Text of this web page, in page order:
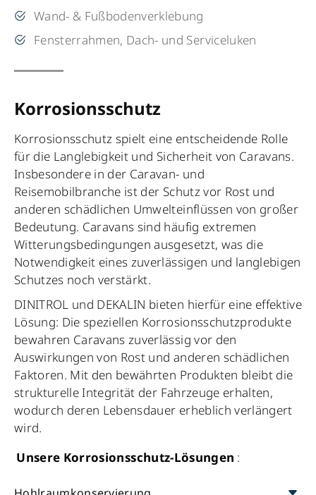
Wand- & Fußbodenverklebung
Fensterrahmen, Dach- und Serviceluken
Korrosionsschutz
Korrosionsschutz spielt eine entscheidende Rolle
für die Langlebigkeit und Sicherheit von Caravans.
Insbesondere in der Caravan- und
Reisemobilbranche ist der Schutz vor Rost und
anderen schädlichen Umwelteinflüssen von großer
Bedeutung. Caravans sind häufig extremen
Witterungsbedingungen ausgesetzt, was die
Notwendigkeit eines zuverlässigen und langlebigen
Schutzes noch verstärkt.
DINITROL und DEKALIN bieten hierfür eine effektive
Lösung: Die speziellen Korrosionsschutzprodukte
bewahren Caravans zuverlässig vor den
Auswirkungen von Rost und anderen schädlichen
Faktoren. Mit den bewährten Produkten bleibt die
strukturelle Integrität der Fahrzeuge erhalten,
wodurch deren Lebensdauer erheblich verlängert
wird.
Unsere Korrosionsschutz-Lösungen :